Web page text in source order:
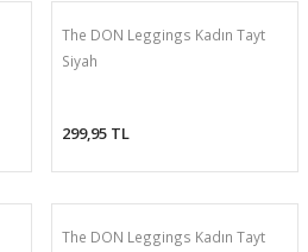
The DON Leggings Kadın Tayt
Siyah
299,95 TL
The DON Leggings Kadın Tayt